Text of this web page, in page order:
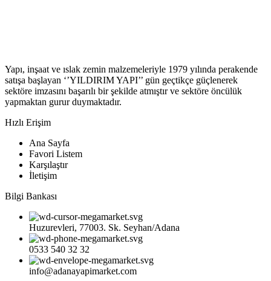
Yapı, inşaat ve ıslak zemin malzemeleriyle 1979 yılında perakende
satışa başlayan ‘’YILDIRIM YAPI’’ gün geçtikçe güçlenerek
sektöre imzasını başarılı bir şekilde atmıştır ve sektöre öncülük
yapmaktan gurur duymaktadır.
Hızlı Erişim
Ana Sayfa
Favori Listem
Karşılaştır
İletişim
Bilgi Bankası
Huzurevleri, 77003. Sk. Seyhan/Adana
0533 540 32 32
info@adanayapimarket.com